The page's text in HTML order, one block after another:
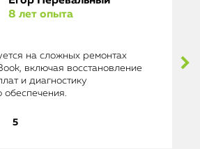
8 лет опыта
на сложных ремонтах
включая восстановление
и диагностику
обеспечения.
5